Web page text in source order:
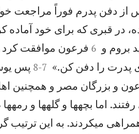
از دفن پدرم فوراً مراجعت
در قبری كه برای خود
بروم و

6 فرعون موافقت
پدرت را دفن كن.»

7
-
8 پس
و بزرگان مصر و همچنين
اما بچهها و گلهها و
همراهی میكردند. به اين